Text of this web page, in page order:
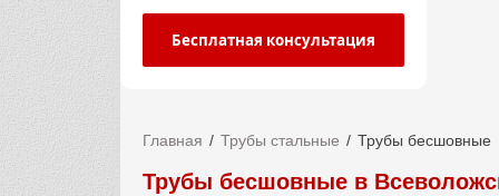
Бесплатная консультация
Главная Трубы стальные Трубы бесшовные
Трубы бесшовные в